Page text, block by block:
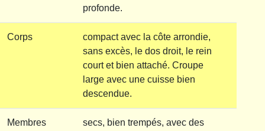
profonde.
Corps
compact avec la côte arrondie,
sans excès, le dos droit, le rein
court et bien attaché. Croupe
large avec une cuisse bien
descendue.
Membres
secs, bien trempés, avec des